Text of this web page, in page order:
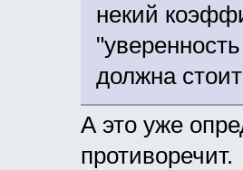
некий
должна
А это уже
противоречит.